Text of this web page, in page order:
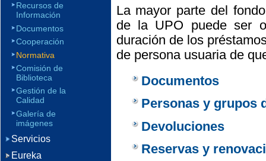
La mayor parte del
de la UPO puede ser
duración de los
de persona usuaria de
Documentos
Personas y grupos
Devoluciones
Reservas y
Recursos de
Información
Documentos
Cooperación
Normativa
Comisión de
Biblioteca
Gestión de la
Calidad
Galería de
imágenes
Servicios
Eureka